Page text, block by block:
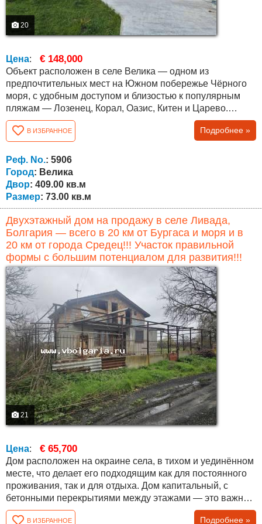
20
Цена: € 148,000
Объект расположен в селе Велика — одном из
предпочтительных мест на Южном побережье Чёрного
моря, с удобным доступом и близостью к популярным
пляжам — Лозенец, Корал, Оазис, Китен и Царево.
Расстояние до Царево около 10 км, до Приморско —
около 11 км. Дом одноэтажный, с функциональной
планировкой и застроенной площадью 73 кв.м (62 кв.м
внутренняя площадь и 11 кв.м веранда). Включает
просторную гостиную, спальню, дополнительную...
В ИЗБРАННОЕ Подробнее »
Реф. No.: 5906
Город: Велика
Двор: 409.00 кв.м
Размер: 73.00 кв.м
Двухэтажный дом на продажу в селе Ливада,
Болгария — всего в 20 км от Бургаса и моря и в
20 км от города Средец!!! Участок правильной
формы с большим потенциалом для развития!!!
21
Цена: € 65,700
Дом расположен на окраине села, в тихом и уединённом
месте, что делает его подходящим как для постоянного
проживания, так и для отдыха. Дом капитальный, с
бетонными перекрытиями между этажами — это важное
преимущество при ремонте и переустройстве. Общая
В ИЗБРАННОЕ Подробнее »